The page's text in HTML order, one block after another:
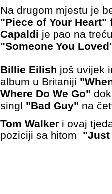
Na drugom mjestu je
"Piece of Your Heart"
Capaldi je pao na
"Someone You
Billie Eilish još uvijek
album u Britaniji
Where Do We Go"
singl "Bad Guy" na
Tom Walker i ovaj
poziciji sa hitom "Just